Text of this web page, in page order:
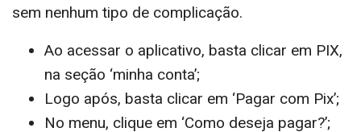
sem nenhum tipo de complicação.
Ao acessar o aplicativo, basta clicar em PIX,
na seção ‘minha conta’;
Logo após, basta clicar em ‘Pagar com Pix’;
No menu, clique em ‘Como deseja pagar?’;